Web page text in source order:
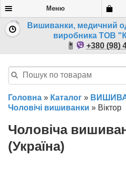
Меню
+380 (98)
Головна » Каталог »
Чоловічі вишиванки » Віктор
Чоловіча
(Україна)